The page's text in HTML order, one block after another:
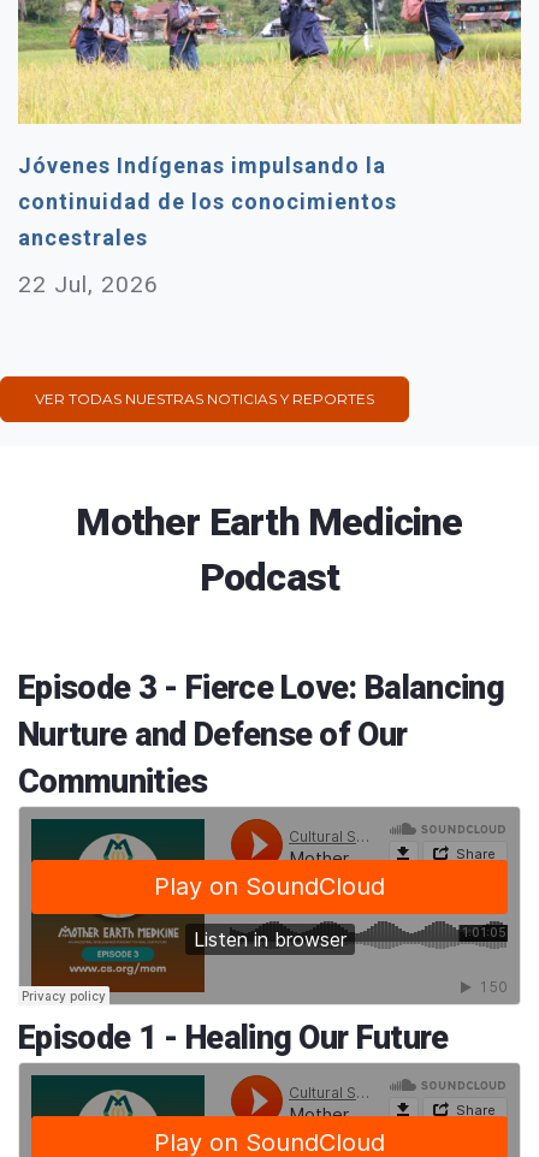
Jóvenes Indígenas impulsando la
continuidad de los conocimientos
ancestrales
22 Jul, 2026
VER TODAS NUESTRAS NOTICIAS Y REPORTES
Mother Earth Medicine
Podcast
Episode 3 - Fierce Love: Balancing
Nurture and Defense of Our
Communities
Episode 1 - Healing Our Future